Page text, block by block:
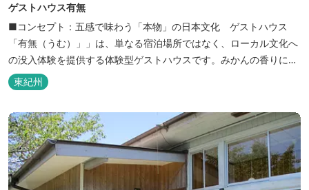
ゲストハウス有無
■コンセプト：五感で味わう「本物」の日本文化 ゲストハウス
「有無（うむ）」」は、単なる宿泊場所ではなく、ローカル文化へ
の没入体験を提供する体験型ゲストハウスです。みかんの香りに包
まれ、歴史ある世界遺産を巡り、日本の原風景に触れる。「本物」
の日本文化を巡る冒険がここから始まります。 「年中みかんのとれ
るまち」にある当館は、ご宿泊のお客様にその時期に採れた旬の
「ウエルカムみかん」や無農薬野菜の...
東紀州